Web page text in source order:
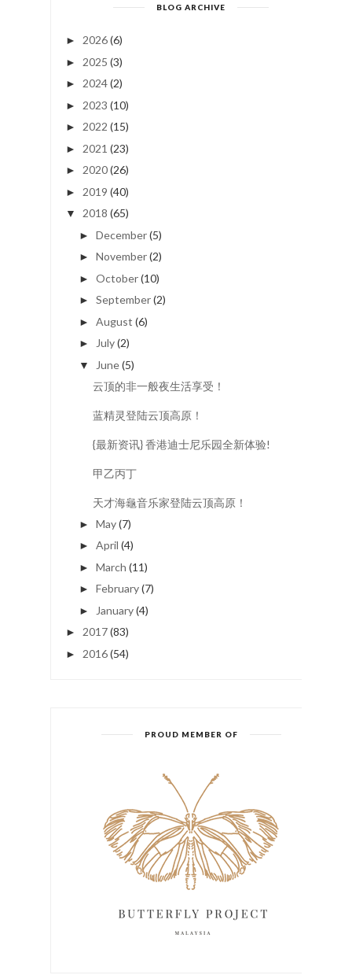
BLOG ARCHIVE
► 2026(6)
► 2025 (3)
► 2024(2)
► 2023 (10)
► 2022 (15)
► 2021 (23)
► 2020(26)
► 2019 (40)
▼ 2018 (65)
► December(5)
► November(2)
► October(10)
► September(2)
► August (6)
► July(2)
▼ June(5)
云顶的非一般夜生活享受！
蓝精灵登陆云顶高原！
{最新资讯} 香港迪士尼乐园全新体验!
甲乙丙丁
天才海龜音乐家登陆云顶高原！
► May(7)
► April (4)
► March (11)
► February(7)
► January(4)
► 2017(83)
► 2016(54)
PROUD MEMBER OF